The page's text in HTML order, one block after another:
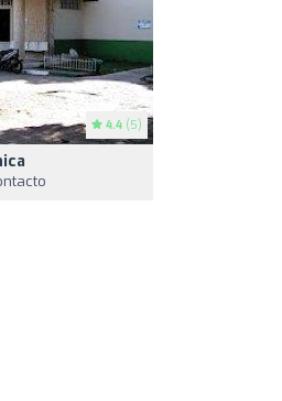
4.4 (5)